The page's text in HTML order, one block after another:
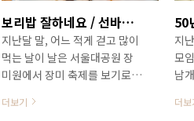
다.숙소인 신라모노그램에서 걸
어서 15분 정도 거리라 바닷가
를 보며 천천히 걸어 오후 5시
10분경에 도착합니다.2층 건물
인데도 엘리베이터가 있어 임산
부나 노약자, 유모차 등을 이용
간
지
브
째,
니
아
보리밥 잘하네요 / 선바위역 과천애보리밥 (feat. 서울대공원 장미원)
지난달 말, 어느 적게 걷고 많이
먹는 날이 날은 서울대공원 장
미원에서 장미 축제를 보기로
먹기 위해 찾았던 집은 선바위
더보기
지
모
남
이
더보